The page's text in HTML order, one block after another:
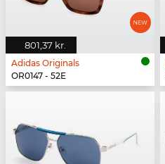
801,37 kr.
Adidas Originals
OR0147 - 52E